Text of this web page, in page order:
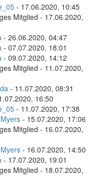
- 17.06.2020, 10:45
Mitglied - 17.06.2020,
- 26.06.2020, 04:47
- 07.07.2020, 18:01
- 09.07.2020, 14:12
Mitglied - 11.07.2020,
- 11.07.2020, 08:31
16:50
- 11.07.2020, 17:38
- 15.07.2020, 17:06
Mitglied - 16.07.2020,
- 16.07.2020, 14:50
- 17.07.2020, 19:01
Mitglied - 18.07.2020,